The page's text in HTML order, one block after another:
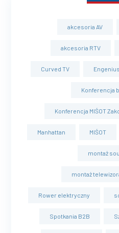
akcesoria AV
akcesoria RTV
Curved TV Engenius
Konferencja
Konferencja MIŚOT
Manhattan MIŚOT
montaż
montaż
Rower elektryczny
Spotkania B2B